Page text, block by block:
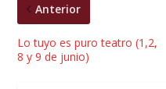
Anterior
Lo tuyo es puro teatro (1,2,
8 y 9 de junio)